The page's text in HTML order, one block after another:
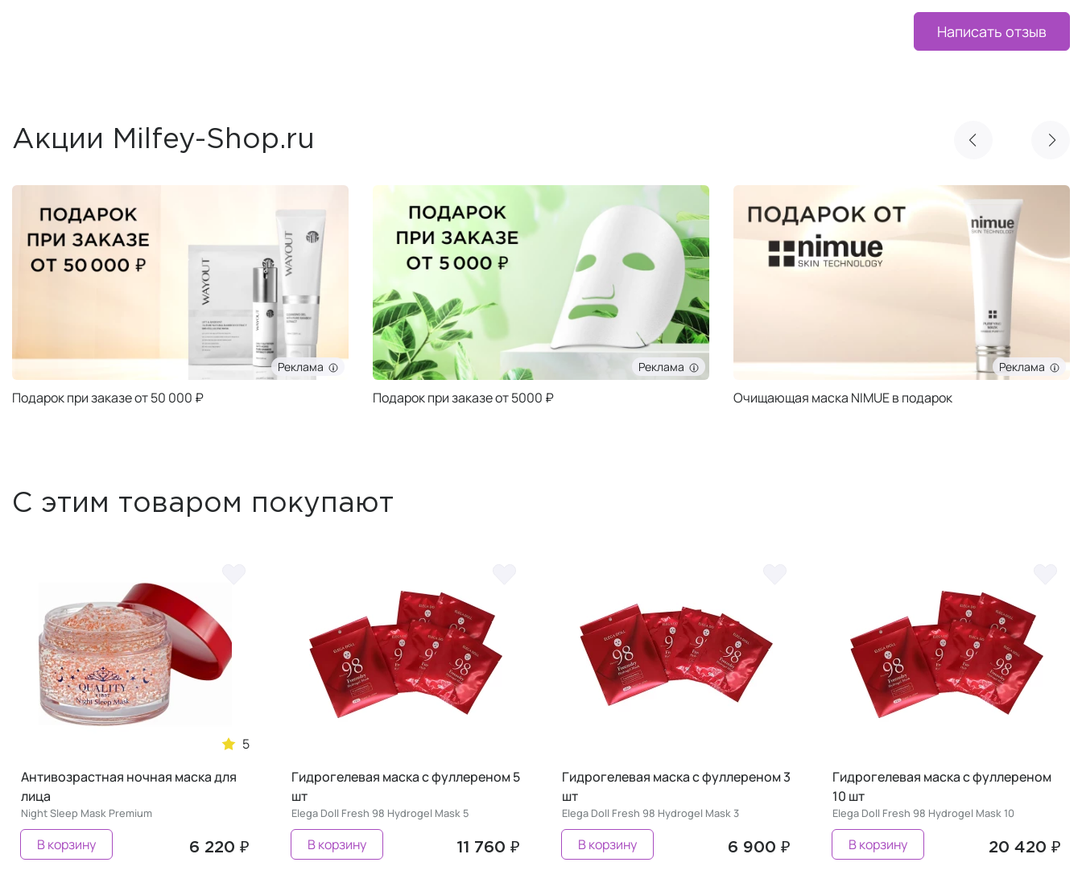
Написать отзыв
Акции Milfey-Shop.ru
Реклама
Подарок при заказе от 50 000 ₽
Реклама
Подарок при заказе от 5000 ₽
Реклама
Очищающая маска NIMUE в подарок
С этим товаром покупают
5
Антивозрастная ночная маска для
лица
Night Sleep Mask Premium
6 220 ₽
В корзину
Гидрогелевая маска с фуллереном 5
шт
Elega Doll Fresh 98 Hydrogel Mask 5
11 760 ₽
В корзину
Гидрогелевая маска с фуллереном 3
шт
Elega Doll Fresh 98 Hydrogel Mask 3
6 900 ₽
В корзину
Гидрогелевая маска с фуллереном
10 шт
Elega Doll Fresh 98 Hydrogel Mask 10
20 420 ₽
В корзину